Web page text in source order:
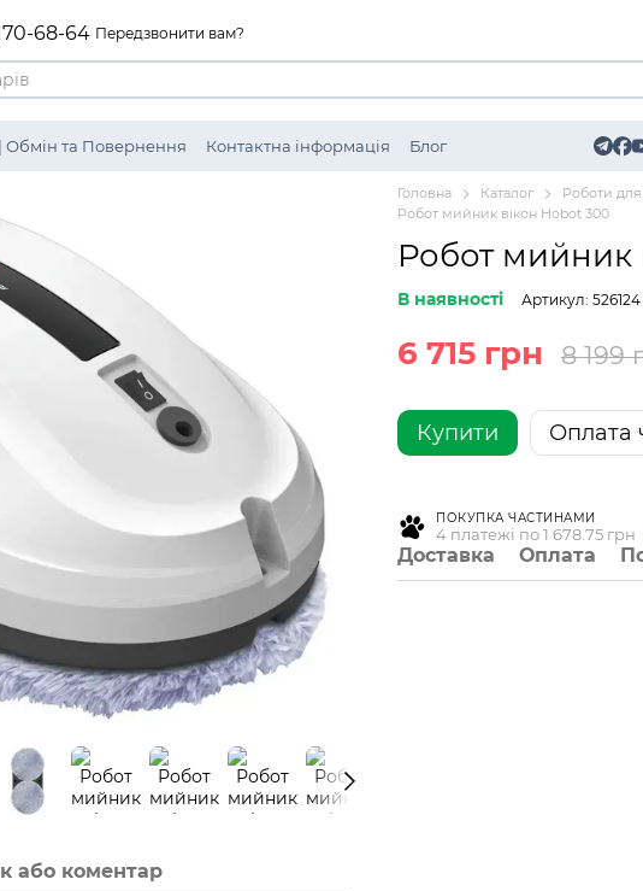
68-64 Передзвонити вам?
Обмін та Повернення Контактна інформація
Блог
або коментар
Головна Каталог Роботи для
Робот мийник вікон Hobot 300
Робот мийник
В наявності Артикул: 526124
6 715 грн 8 199
Купити Оплата
ПОКУПКА ЧАСТИНАМИ
4 платежі по 1 678.75 грн
Доставка Оплата